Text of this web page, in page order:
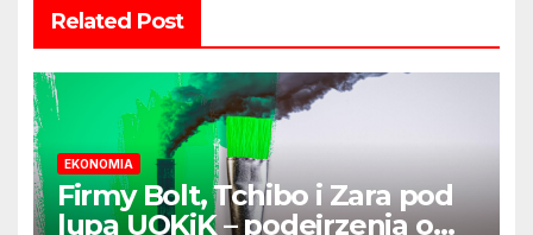
Related Post
EKONOMIA
Firmy Bolt, Tchibo i Zara pod
lupą UOKiK – podejrzenia o